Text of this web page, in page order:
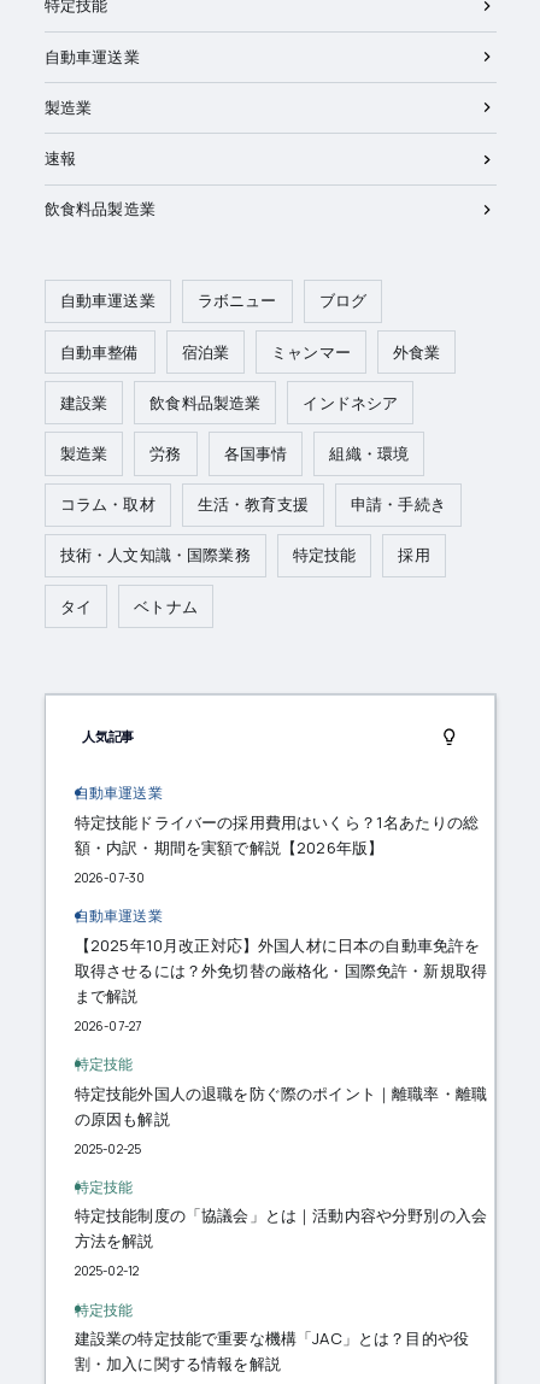
特定技能
自動車運送業
製造業
速報
飲食料品製造業
自動車運送業 ラボニュー ブログ
自動車整備 宿泊業 ミャンマー 外食業
建設業 飲食料品製造業 インドネシア
製造業 労務 各国事情 組織・環境
コラム・取材 生活・教育支援 申請・手続き
技術・人文知識・国際業務 特定技能 採用
タイ ベトナム
人気記事
自動車運送業
特定技能ドライバーの採用費用はいくら？1名あたりの総
額・内訳・期間を実額で解説【2026年版】
2026-07-30
自動車運送業
【2025年10月改正対応】外国人材に日本の自動車免許を
取得させるには？外免切替の厳格化・国際免許・新規取得
まで解説
2026-07-27
特定技能
特定技能外国人の退職を防ぐ際のポイント｜離職率・離職
の原因も解説
2025-02-25
特定技能
特定技能制度の「協議会」とは｜活動内容や分野別の入会
方法を解説
2025-02-12
特定技能
建設業の特定技能で重要な機構「JAC」とは？目的や役
割・加入に関する情報を解説